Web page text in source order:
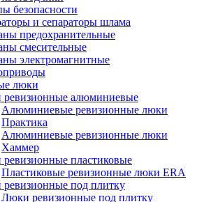
безопасности
и сепараторы шлама
предохранительные
смесительные
электромагнитные
люки
алюминиевые
Алюминиевые ревизионные люки
Практика
Алюминиевые ревизионные люки
Хаммер
пластиковые
Пластиковые ревизионные люки ERA
под плитку
Люки ревизионные под плитку